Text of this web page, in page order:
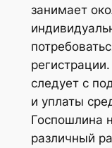
занимает
следует с
и уплаты
Госпошлина
различный